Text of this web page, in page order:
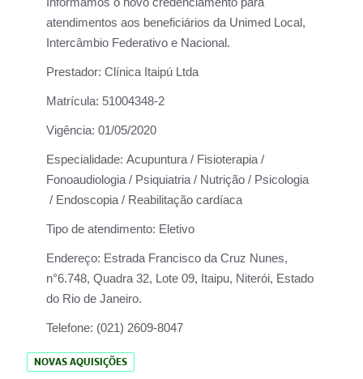
atendimentos aos beneficiários da Unimed Local,
Intercâmbio Federativo e Nacional.
Prestador: Clínica Itaipú Ltda
Matrícula: 51004348-2
Vigência: 01/05/2020
Especialidade: Acupuntura / Fisioterapia /
Fonoaudiologia / Psiquiatria / Nutrição / Psicologia
/ Endoscopia / Reabilitação cardíaca
Tipo de atendimento: Eletivo
Endereço: Estrada Francisco da Cruz Nunes,
n°6.748, Quadra 32, Lote 09, Itaipu, Niterói, Estado
do Rio de Janeiro.
Telefone: (021) 2609-8047
NOVAS AQUISIÇÕES